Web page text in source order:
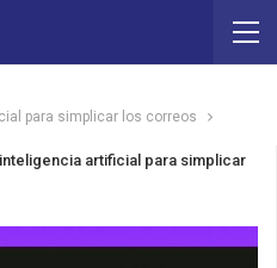
para simplicar los correos
artificial para simplicar